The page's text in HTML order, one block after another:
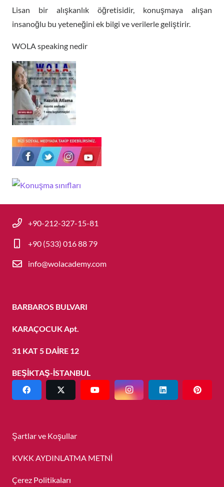
Lisan bir alışkanlık öğretisidir, konuşmaya alışan
insanoğlu bu yeteneğini ek bilgi ve verilerle geliştirir.
WOLA speaking nedir
+90-212-327-15-81
+90 (533) 016 88 79
info@wolacademy.com
BARBAROS BULVARI
KARAÇOCUK Apt.
31 KAT 5 DAİRE 12
BEŞİKTAŞ-İSTANBUL
Şartlar ve Koşullar
KVKK AYDINLATMA METNİ
Çerez Politikaları